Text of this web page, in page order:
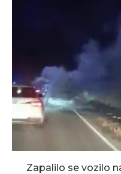
Zapalilo se vozilo